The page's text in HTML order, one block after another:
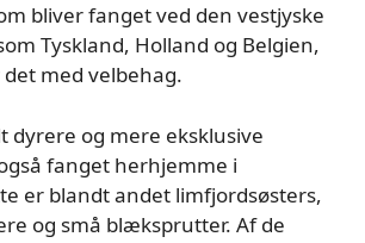
bliver fanget ved den vestjyske
Tyskland, Holland og Belgien,
med velbehag.
dyrere og mere eksklusive
fanget herhjemme i
er blandt andet limfjordsøsters,
og små blæksprutter. Af de